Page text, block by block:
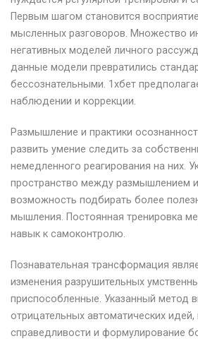
Первым шагом становится
мысленных разговоров. Множество
негативных моделей личного
данные модели превратились
бессознательными. 1хбет
наблюдении и коррекции.
Размышление и практики
развить умение следить за
немедленного реагирования на них.
пространство между размышлением
возможность подбирать более
мышления. Постоянная тренировка
навык к самоконтролю.
Познавательная трансформация
изменения разрушительных
приспособленные. Указанный метод
отрицательных автоматических идей,
справедливости и формулирование